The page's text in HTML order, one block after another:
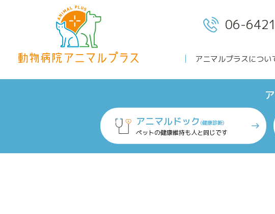
06-
アニマルプラスについ
アニマルドック (健康診断)
ペットの健康維持も人と同じです